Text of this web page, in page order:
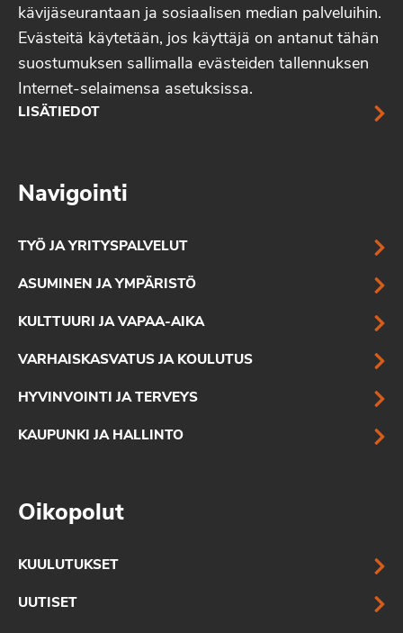
kävijäseurantaan ja sosiaalisen median palveluihin.
Evästeitä käytetään, jos käyttäjä on antanut tähän
suostumuksen sallimalla evästeiden tallennuksen
Internet-selaimensa asetuksissa.
LISÄTIEDOT
Navigointi
TYÖ JA YRITYSPALVELUT
ASUMINEN JA YMPÄRISTÖ
KULTTUURI JA VAPAA-AIKA
VARHAISKASVATUS JA KOULUTUS
HYVINVOINTI JA TERVEYS
KAUPUNKI JA HALLINTO
Oikopolut
KUULUTUKSET
UUTISET